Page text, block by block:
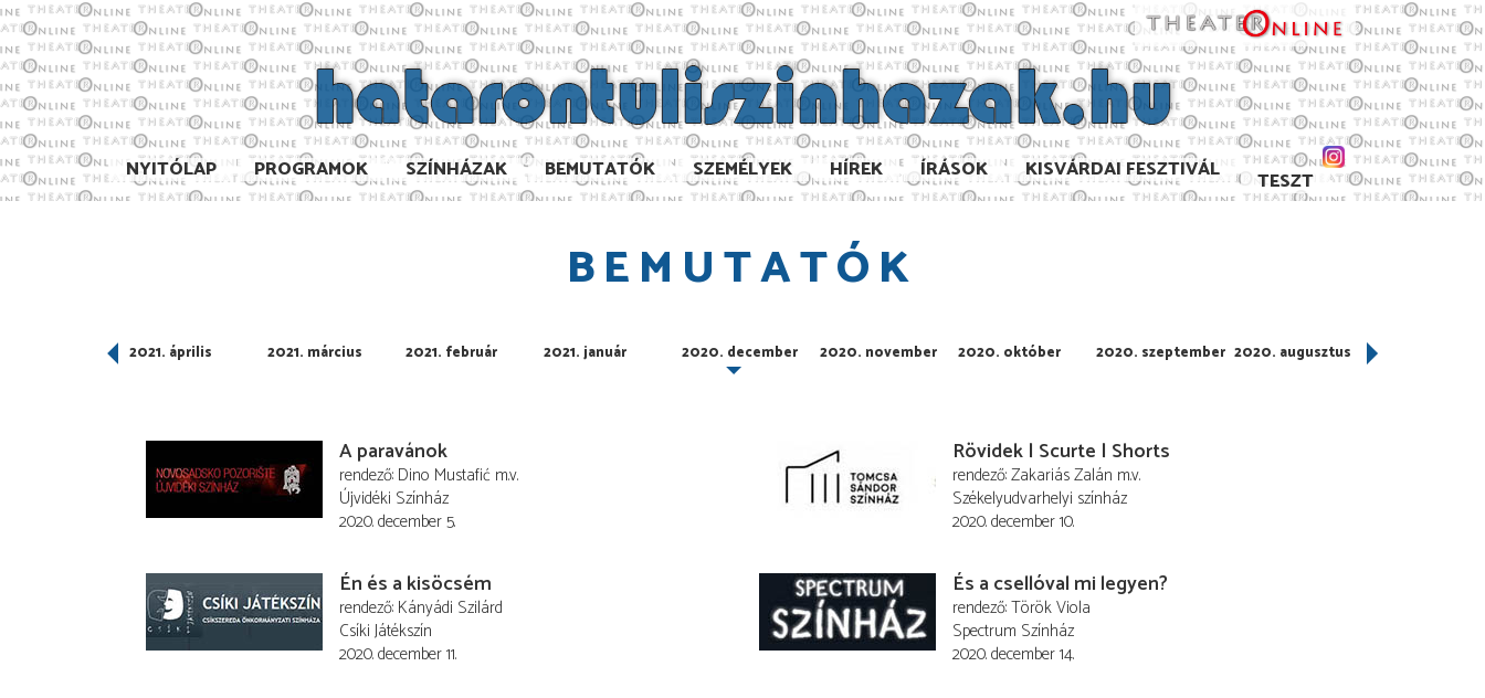
NYITÓLAP PROGRAMOK SZÍNHÁZAK BEMUTATÓK SZEMÉLYEK HÍREK ÍRÁSOK KISVÁRDAI FESZTIVÁL TESZT
BEMUTATÓK
2021. április 2021. március 2021. február 2021. január 2020. december 2020. november 2020. október 2020. szeptember 2020. augusztus 2020. július
A paravánok
rendező Dino Mustafić m.v.
Újvidéki Színház
2020. december 5.
Rövidek | Scurte | Shorts
rendező Zakariás Zalán m.v.
Székelyudvarhelyi színház
2020. december 10.
Én és a kisöcsém
rendező Kányádi Szilárd
Csíki Játékszín
2020. december 11.
És a csellóval mi legyen?
rendező Török Viola
Spectrum Színház
2020. december 14.